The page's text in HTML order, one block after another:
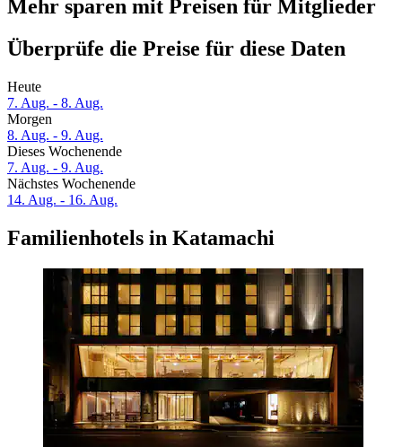
Mehr sparen mit Preisen für Mitglieder
Überprüfe die Preise für diese Daten
Heute
7. Aug. - 8. Aug.
Morgen
8. Aug. - 9. Aug.
Dieses Wochenende
7. Aug. - 9. Aug.
Nächstes Wochenende
14. Aug. - 16. Aug.
Familienhotels in Katamachi